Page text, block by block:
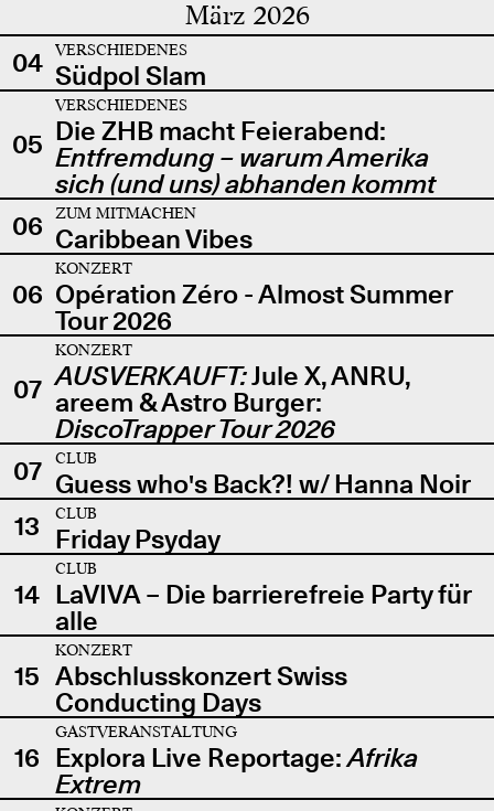
März 2026
04 VERSCHIEDENES
Südpol Slam
05
VERSCHIEDENES
Die ZHB macht Feierabend:
Entfremdung – warum Amerika
sich (und uns) abhanden kommt
06
ZUM MITMACHEN
Caribbean Vibes
06
KONZERT
Opération Zéro - Almost Summer
Tour 2026
07
KONZERT
AUSVERKAUFT:Jule X, ANRU,
areem & Astro Burger:
DiscoTrapper Tour 2026
07
CLUB
Guess who's Back?! w/ Hanna Noir
13
CLUB
Friday Psyday
14
CLUB
LaVIVA – Die barrierefreie Party für
alle
15
KONZERT
Abschlusskonzert Swiss
Conducting Days
16
GASTVERANSTALTUNG
Explora Live Reportage:Afrika
Extrem